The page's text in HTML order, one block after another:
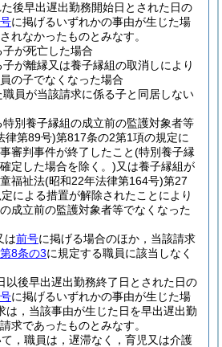
後早出遅出勤務開始日とされた日の
に掲げるいずれかの事由が生じた場
れなかったものとみなす。
が死亡した場合
が離縁又は養子縁組の取消しにより
の子でなくなった場合
職員が当該請求に係る子と同居しない
特別養子縁組の成立前の監護対象者等
律第89号)第817条の2第1項の規定に
審判事件が終了したこと(特別養子縁
定した場合を除く。)又は養子縁組が
福祉法(昭和22年法律第164号)第27
による措置が解除されたことにより
成立前の監護対象者等でなくなった
は前号に掲げる場合のほか，当該請求
8条の3に規定する職員に該当しなく
以後早出遅出勤務終了日とされた日の
に掲げるいずれかの事由が生じた場
は，当該事由が生じた日を早出遅出勤
求であったものとみなす。
，職員は，遅滞なく，育児又は介護